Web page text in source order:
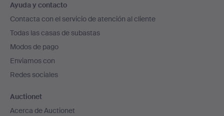
en
el
pie
de
página
Ayuda y contacto
Contacta con el servicio de atención al cliente
Todas las casas de subastas
Modos de pago
Enviamos con
Redes sociales
Auctionet
Acerca de Auctionet